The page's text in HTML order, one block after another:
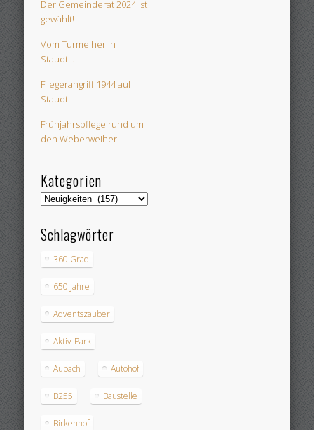
Der Gemeinderat 2024 ist
gewählt!
Vom Turme her in
Staudt…
Fliegerangriff 1944 auf
Staudt
Frühjahrspflege rund um
den Weberweiher
Kategorien
Kategorien
Schlagwörter
360 Grad
650 Jahre
Adventszauber
Aktiv-Park
Aubach Autohof
B255 Baustelle
Birkenhof